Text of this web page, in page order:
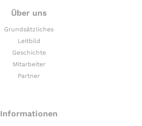
Über uns
Grundsätzliches
Leitbild
Geschichte
Mitarbeiter
Partner
Informationen